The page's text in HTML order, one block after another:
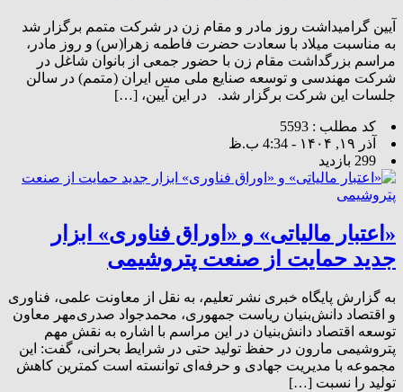
آیین گرامیداشت روز مادر و مقام زن در شرکت متمم برگزار شد
به مناسبت میلاد با سعادت حضرت فاطمه زهرا(س) و روز مادر،
مراسم بزرگداشت مقام زن با حضور جمعی از بانوان شاغل در
شرکت مهندسی و توسعه صنایع ملی مس ایران (متمم) در سالن
جلسات این شرکت برگزار شد. در این آیین، […]
کد مطلب : 5593
آذر ۱۹, ۱۴۰۴ - 4:34 ب.ظ
299 بازدید
«اعتبار مالیاتی» و «اوراق فناوری» ابزار
جدید حمایت از صنعت پتروشیمی
به گزارش پایگاه خبری نشر تعلیم، به نقل از معاونت علمی، فناوری
و اقتصاد دانش‌بنیان ریاست جمهوری، محمدجواد صدری‌مهر معاون
توسعه اقتصاد دانش‌بنیان در این مراسم با اشاره به نقش مهم
پتروشیمی مارون در حفظ تولید حتی در شرایط بحرانی، گفت: این
مجموعه با مدیریت جهادی و حرفه‌ای توانسته است کمترین کاهش
تولید را نسبت […]